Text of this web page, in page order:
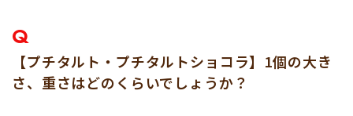
Q
【プチタルト・プチタルトショコラ】1個の大き
さ、重さはどのくらいでしょうか？